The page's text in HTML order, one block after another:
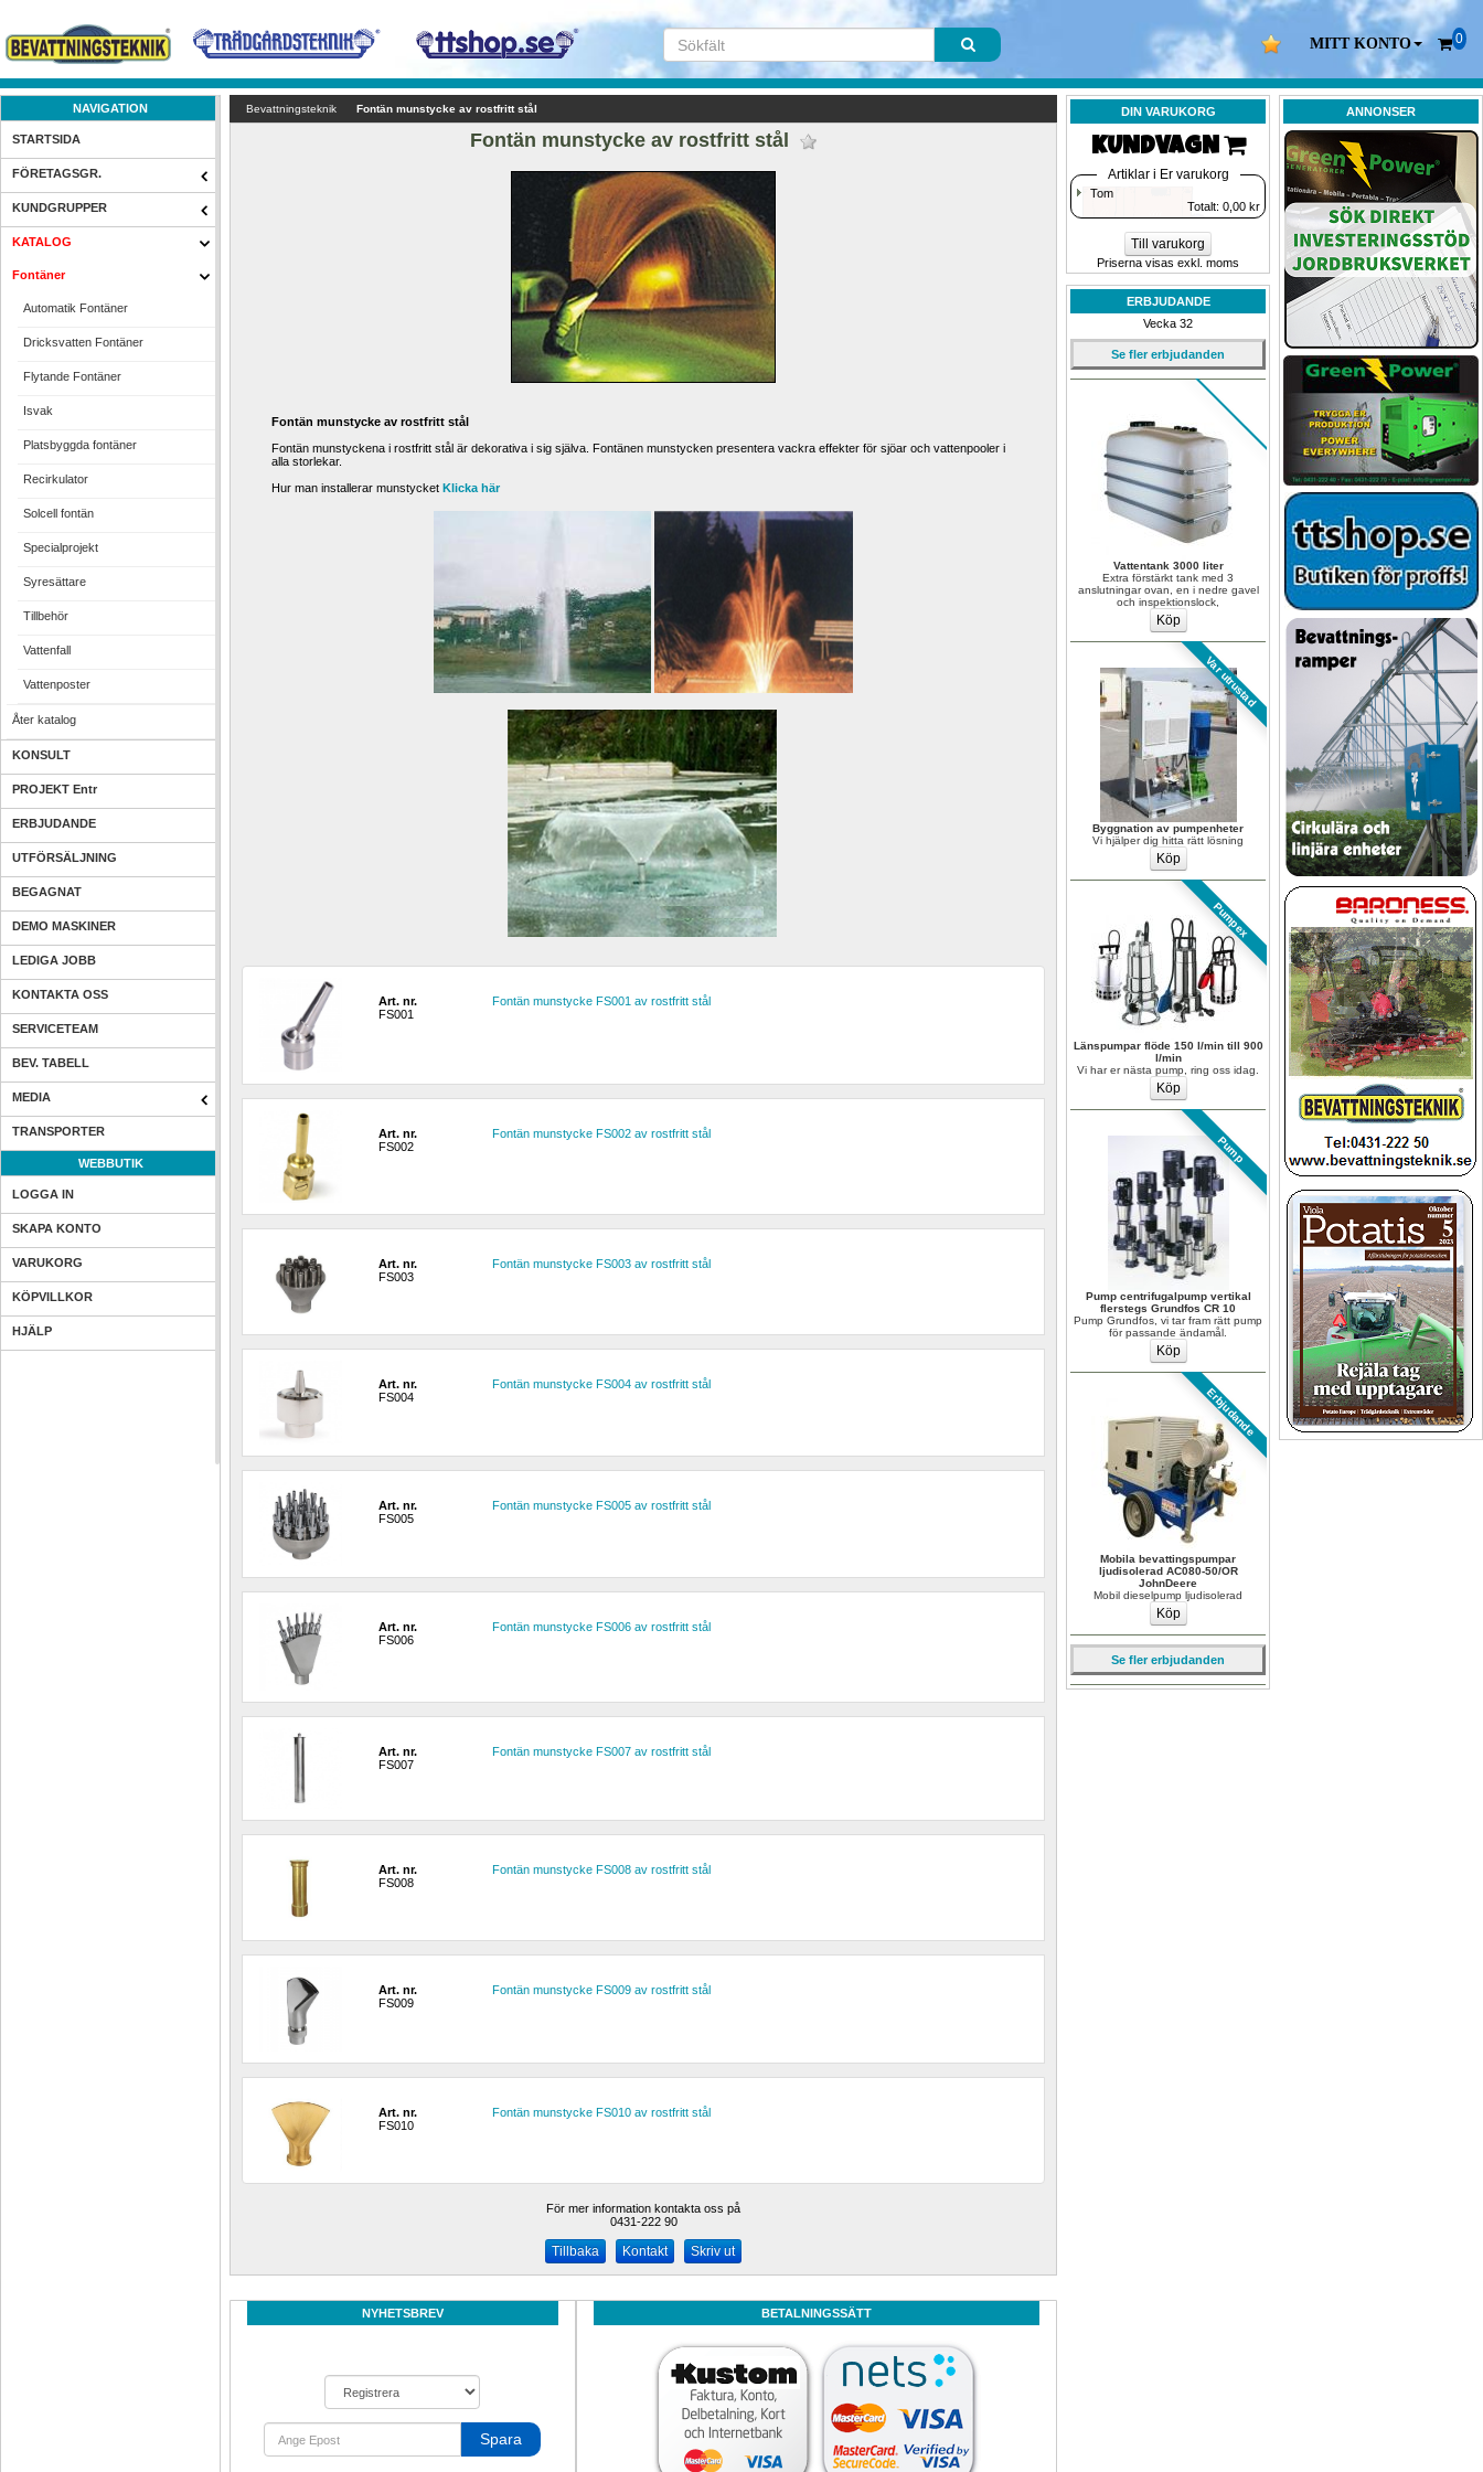
MITT KONTO 0
NAVIGATION
STARTSIDA
FÖRETAGSGR.
KUNDGRUPPER
KATALOG
Fontäner
Automatik Fontäner
Dricksvatten Fontäner
Flytande Fontäner
Isvak
Platsbyggda fontäner
Recirkulator
Solcell fontän
Specialprojekt
Syresättare
Tillbehör
Vattenfall
Vattenposter
Åter katalog
KONSULT
PROJEKT Entr
ERBJUDANDE
UTFÖRSÄLJNING
BEGAGNAT
DEMO MASKINER
LEDIGA JOBB
KONTAKTA OSS
SERVICETEAM
BEV. TABELL
MEDIA
TRANSPORTER
WEBBUTIK
LOGGA IN
SKAPA KONTO
VARUKORG
KÖPVILLKOR
HJÄLP
ANNONSER
DIN VARUKORG
KUNDVAGN
Artiklar i Er varukorg
Tom
Totalt: 0,00 kr
Till varukorg
Priserna visas exkl. moms
ERBJUDANDE
Vecka 32
Se fler erbjudanden
Vattentank 3000 liter
Extra förstärkt tank med 3
anslutningar ovan, en i nedre gavel
och inspektionslock,
Var utrustad
Byggnation av pumpenheter
Vi hjälper dig hitta rätt lösning
Pumpex
Länspumpar flöde 150 l/min till 900
l/min
Vi har er nästa pump, ring oss idag.
Pump
Pump centrifugalpump vertikal
flerstegs Grundfos CR 10
Pump Grundfos, vi tar fram rätt pump
för passande ändamål.
Erbjudande
Mobila bevattingspumpar
ljudisolerad AC080-50/OR
JohnDeere
Mobil dieselpump ljudisolerad
Se fler erbjudanden
Bevattningsteknik Fontän munstycke av rostfritt stål
Fontän munstycke av rostfritt stål
Fontän munstycke av rostfritt stål
Fontän munstyckena i rostfritt stål är dekorativa i sig själva. Fontänen munstycken presentera vackra effekter för sjöar och vattenpooler i
alla storlekar.
Hur man installerar munstycket Klicka här
Art. nr.
FS001
Fontän munstycke FS001 av rostfritt stål
Art. nr.
FS002
Fontän munstycke FS002 av rostfritt stål
Art. nr.
FS003
Fontän munstycke FS003 av rostfritt stål
Art. nr.
FS004
Fontän munstycke FS004 av rostfritt stål
Art. nr.
FS005
Fontän munstycke FS005 av rostfritt stål
Art. nr.
FS006
Fontän munstycke FS006 av rostfritt stål
Art. nr.
FS007
Fontän munstycke FS007 av rostfritt stål
Art. nr.
FS008
Fontän munstycke FS008 av rostfritt stål
Art. nr.
FS009
Fontän munstycke FS009 av rostfritt stål
Art. nr.
FS010
Fontän munstycke FS010 av rostfritt stål
För mer information kontakta oss på
0431-222 90
Kontakt Skriv ut
NYHETSBREV
Spara
BETALNINGSSÄTT